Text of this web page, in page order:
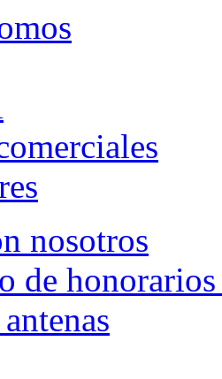
nosotros
de